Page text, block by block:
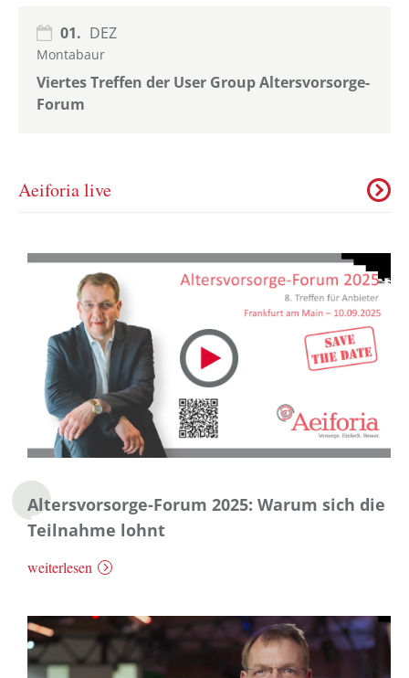
01. DEZ
Montabaur
Viertes Treffen der User Group Altersvorsorge-
Forum
Aeiforia live
Altersvorsorge-Forum 2025: Warum sich die
Teilnahme lohnt
weiterlesen